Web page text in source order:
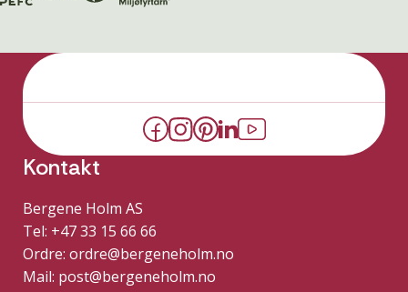
Kontakt
Bergene Holm AS
Tel: +47 33 15 66 66
Ordre: ordre@bergeneholm.no
Mail: post@bergeneholm.no